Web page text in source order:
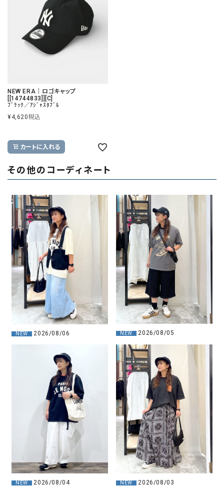
NEW ERA｜ロゴキャップ
[[14744833]][C]
ﾌﾞﾗｯｸ／ｱｼﾞｬｽﾀﾌﾞﾙ
¥4,620税込
カートに入れる
その他のコーディネート
NEW 2026/08/06 NEW 2026/08/05
NEW 2026/08/04 NEW 2026/08/03